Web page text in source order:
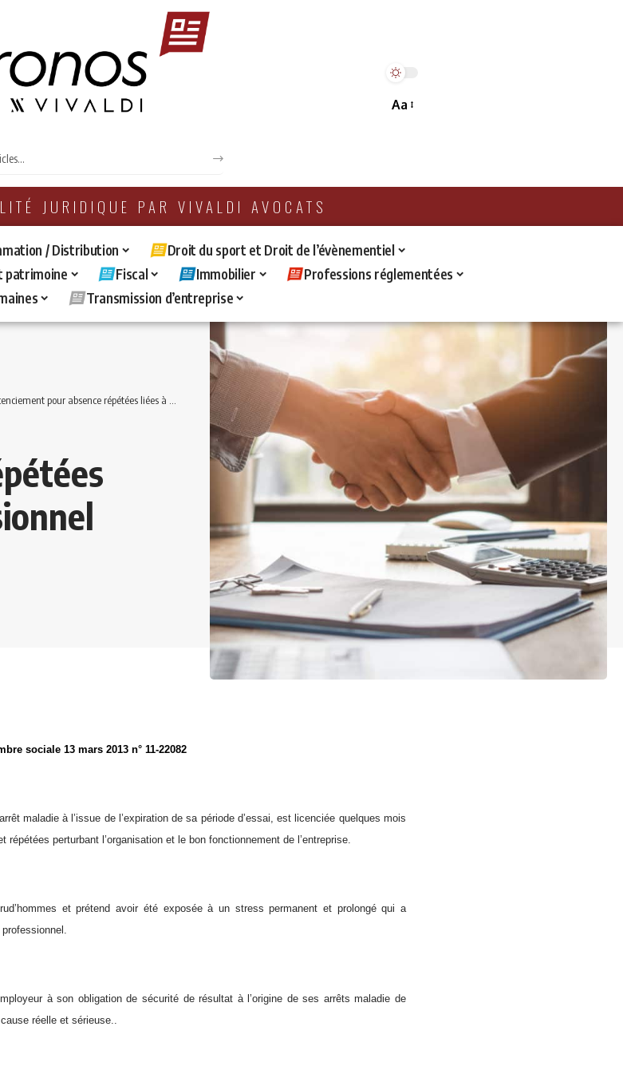
Aa
JURIDIQUE PAR VIVALDI AVOCATS
/ Distribution
Droit du sport et Droit de l’évènementiel
patrimoine Fiscal Immobilier
Professions réglementées
Transmission d’entreprise
pour absence répétées liées à un épuisement professionnel
sociale 13 mars 2013 n° 11-22082
maladie à l’issue de l’expiration de sa période d’essai, est licenciée quelques mois
répétées perturbant l’organisation et le bon fonctionnement de l’entreprise.
et prétend avoir été exposée à un stress permanent et prolongé qui a
à son obligation de sécurité de résultat à l’origine de ses arrêts maladie de
réelle et sérieuse..